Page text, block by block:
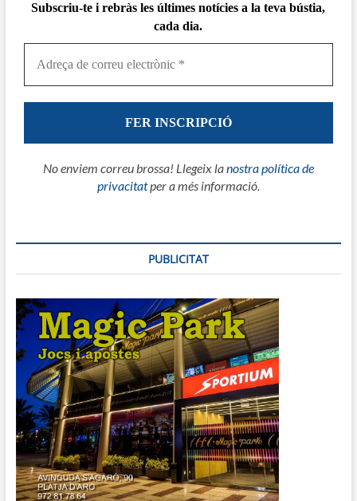
Subscriu-te i rebràs lesúltimes notícies a la teva bústia,
cada dia.
No enviem correu brossa! Llegeix lanostra política de
privacitatper a més informació.
PUBLICITAT